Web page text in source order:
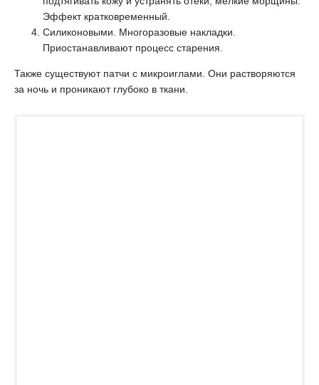
Эффект кратковременный.
Силиконовыми. Многоразовые накладки.
Приостанавливают процесс старения.
Также существуют патчи с микроиглами. Они растворяются
за ночь и проникают глубоко в ткани.